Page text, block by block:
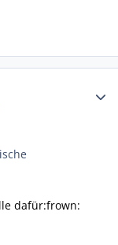
dafür:frown: